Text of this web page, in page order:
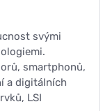
svými
smartphonů,
a digitálních
LSI